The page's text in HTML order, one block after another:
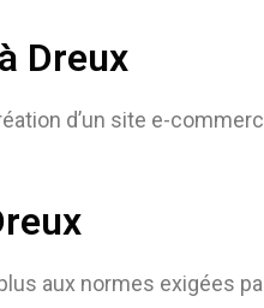
Dreux
d’un site e-
aux normes exigées